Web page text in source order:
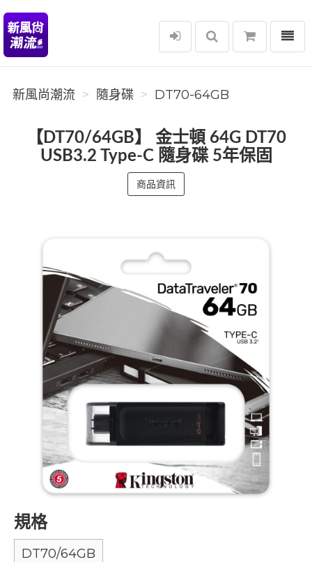
新風尚潮流
選單
新風尚潮流 隨身碟 DT70-64GB
【DT70/64GB】 金士頓 64G DT70
USB3.2 Type-C 隨身碟 5年保固
商品資訊
規格
DT70/64GB